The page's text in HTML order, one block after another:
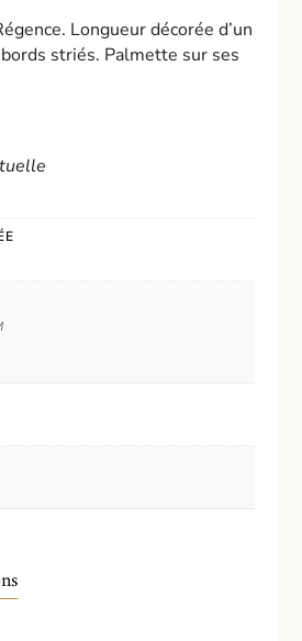
Longueur décorée d’un
striés. Palmette sur ses